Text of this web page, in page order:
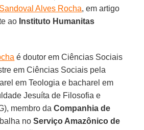
Sandoval Alves Rocha, em artigo
ao Instituto Humanitas
é doutor em Ciências Sociais
em Ciências Sociais pela
em Teologia e bacharel em
Jesuíta de Filosofia e
membro daCompanhia de
noServiço Amazônico de